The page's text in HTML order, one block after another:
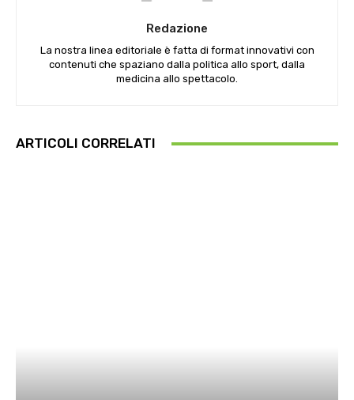
Redazione
La nostra linea editoriale è fatta di format innovativi con
contenuti che spaziano dalla politica allo sport, dalla
medicina allo spettacolo.
ARTICOLI CORRELATI